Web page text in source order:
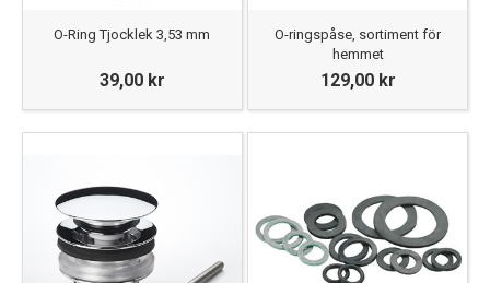
O-Ring Tjocklek 3,53 mm
39,00 kr
O-ringspåse, sortiment för
hemmet
129,00 kr